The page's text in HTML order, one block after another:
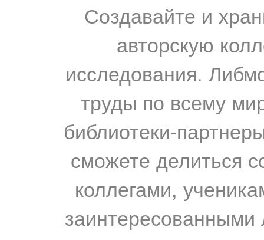
Создавайте и
авторскую
исследования.
труды по всему
библиотеки-
сможете делиться
коллегами,